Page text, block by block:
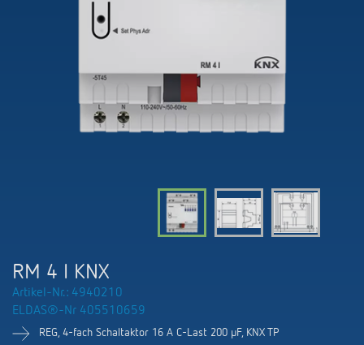
Präsenzmelder & Bewegungsmelder
LED-Leuchten
Zeit- und Lichtsteuerung
Referenzen
Zeit- und Lichtsteuerung
Präsenzmelder und Bewegungsmelder
LEDs schalten und dimmen
Smart Metering
Referenzen
Kataloge und Prospekte
Theben AG
Ausstellung, Präsentation und Schulung
Nachhaltigkeit
Karriere bei ThebenHTS
Ansprechpartnersuche Schweiz
Vertrieb Weltweit
RM 4 I KNX
Artikel-Nr.: 4940210
ELDAS®-Nr 405510659
REG, 4-fach Schaltaktor 16 A C-Last 200 µF, KNX TP